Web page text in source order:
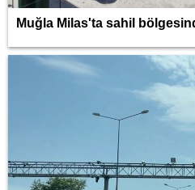
Muğla Milas'ta sahil